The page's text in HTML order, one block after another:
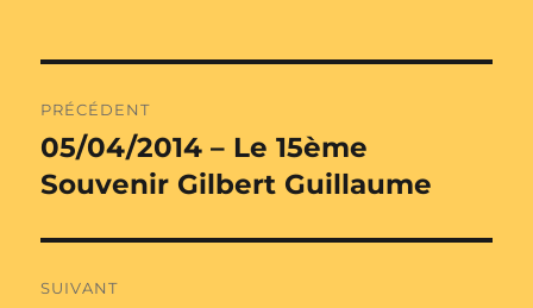
de
l’article
PRÉCÉDENT
Publication
précédente :
05/04/2014 – Le 15ème
Souvenir Gilbert Guillaume
SUIVANT